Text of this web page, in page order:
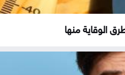
الوقاية منها